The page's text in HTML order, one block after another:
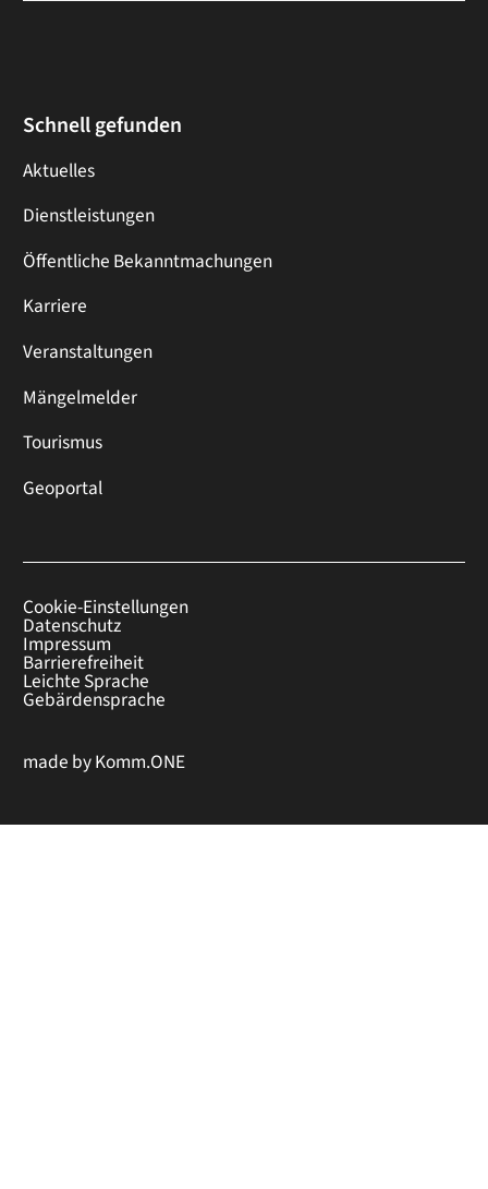
Schnell gefunden
Aktuelles
Dienstleistungen
Öffentliche Bekanntmachungen
Karriere
Veranstaltungen
Mängelmelder
Tourismus
Geoportal
Cookie-Einstellungen
Datenschutz
Impressum
Barrierefreiheit
Leichte Sprache
Gebärdensprache
made byKomm.ONE